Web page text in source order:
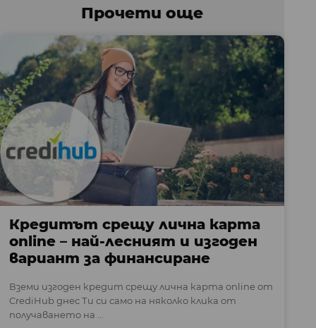
Прочети още
Кредитът срещу лична карта
online – най-лесният и изгоден
вариант за финансиране
Вземи изгоден кредит срещу лична карта online от
CrediHub днес Ти си само на няколко клика от
получаването на ...